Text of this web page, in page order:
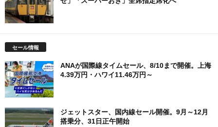
セール情報
ANAが国際線タイムセール、8/10まで開催。上海
4.39万円・ハワイ11.46万円～
ジェットスター、国内線セール開催。9月～12月
搭乗分、31日正午開始